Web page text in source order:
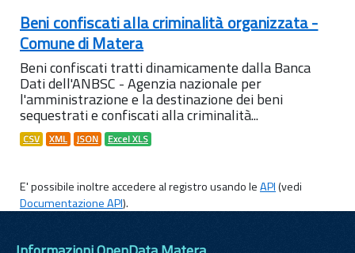
Beni confiscati alla criminalità organizzata -
Comune di Matera
Beni confiscati tratti dinamicamente dalla Banca
Dati dell'ANBSC - Agenzia nazionale per
l'amministrazione e la destinazione dei beni
sequestrati e confiscati alla criminalità...
CSV XML JSON Excel XLS
E' possibile inoltre accedere al registro usando leAPI(vedi
Documentazione API).